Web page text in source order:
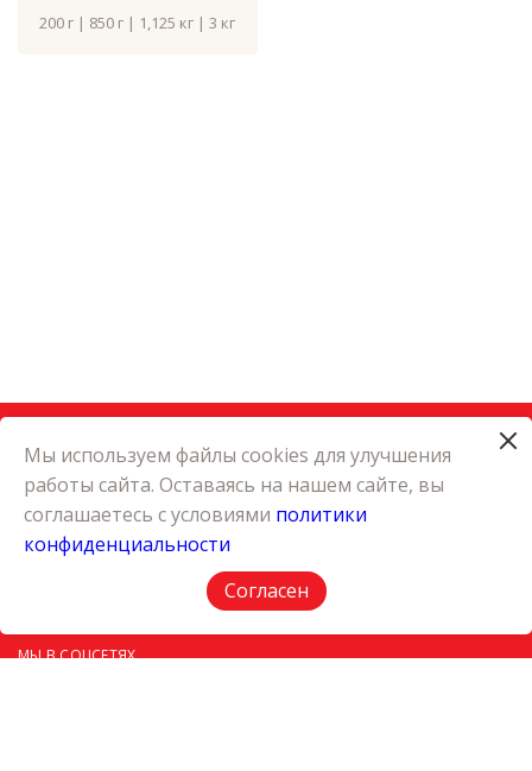
200 г | 850 г | 1,125 кг | 3 кг
КАТАЛОГ
КАРЬЕРА
О КОМПАНИИ
ПОЛИТИКА КОНФИДЕНЦИАЛЬНОСТИ
МЫ В СОЦСЕТЯХ
Мы используем файлы cookies для улучшения
работы сайта. Оставаясь на нашем сайте, вы
соглашаетесь с условиями политики
конфиденциальности
Согласен